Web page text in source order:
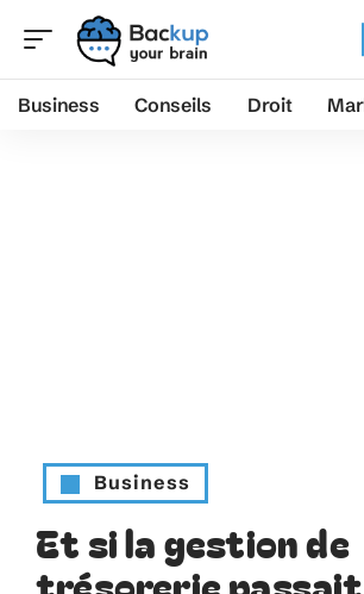
Business Conseils Droit
Business
Et si la gestion de